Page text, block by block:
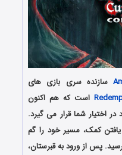
سازنده سری بازی های
است که هم اکنون
اختیار شما قرار می گیرد.
کمک، مسیر خود را گم
پس از ورود به قبرستان،